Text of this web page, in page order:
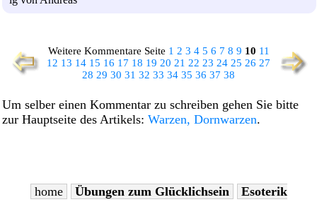
Weitere Kommentare Seite 1 2 3 4 5 6 7 8 9 10 11
12 13 14 15 16 17 18 19 20 21 22 23 24 25 26 27
28 29 30 31 32 33 34 35 36 37 38
Um selber einen Kommentar zu schreiben gehen Sie bitte
zur Hauptseite des Artikels: Warzen, Dornwarzen.
home Übungen zum Glücklichsein Esoterik